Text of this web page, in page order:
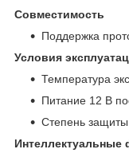
Совместимость
Поддержка
Условия
Температура
Питание 12 В
Степень защиты
Интеллектуальные